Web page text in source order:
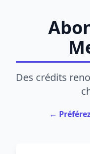
Des crédits
←